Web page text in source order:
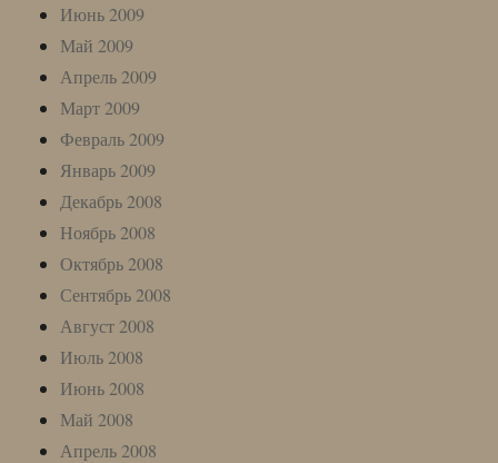
Июнь 2009
Май 2009
Апрель 2009
Март 2009
Февраль 2009
Январь 2009
Декабрь 2008
Ноябрь 2008
Октябрь 2008
Сентябрь 2008
Август 2008
Июль 2008
Июнь 2008
Май 2008
Апрель 2008